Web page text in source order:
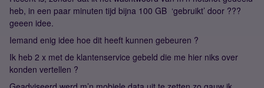
heb, in een paar minuten tijd bijna 100 GB ‘gebruikt’ door ???
geeen idee.
Iemand enig idee hoe dit heeft kunnen gebeuren ?
Ik heb 2 x met de klantenservice gebeld die me hier niks over
konden vertellen ?